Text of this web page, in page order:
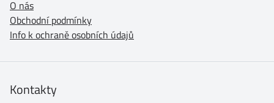
O nás
Obchodní podmínky
Info k ochraně osobních údajů
Kontakty